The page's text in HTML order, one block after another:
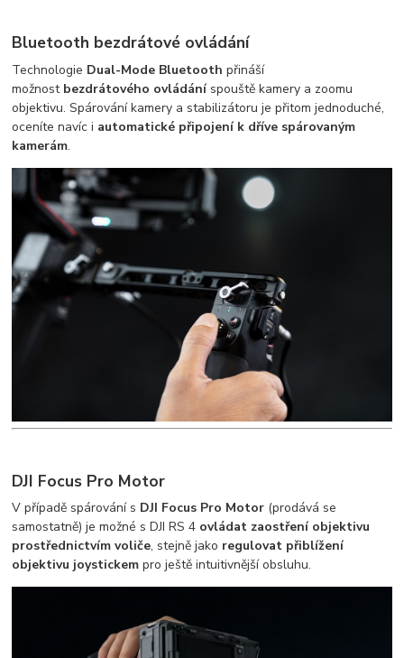
Bluetooth bezdrátové ovládání
Technologie Dual-Mode Bluetooth přináší
možnost bezdrátového ovládání spouště kamery a zoomu
objektivu. Spárování kamery a stabilizátoru je přitom jednoduché,
oceníte navíc i automatické připojení k dříve spárovaným
kamerám.
DJI Focus Pro Motor
V případě spárování s DJI Focus Pro Motor (prodává se
samostatně) je možné s DJI RS 4 ovládat zaostření objektivu
prostřednictvím voliče, stejně jako regulovat přiblížení
objektivu joystickem pro ještě intuitivnější obsluhu.